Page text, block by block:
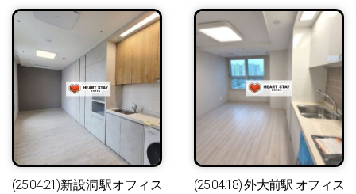
(25.04.21)新設洞駅オフィス
(25.04.18) 外大前駅 オフィス